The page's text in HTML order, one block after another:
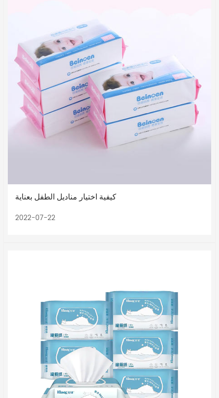
كيفية اختيار مناديل الطفل بعناية
2022-07-22